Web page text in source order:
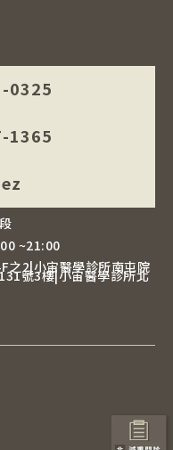
0325
1365
~21:00
之2|小宙醫學診所南屯院
號3樓|小宙醫學診所北